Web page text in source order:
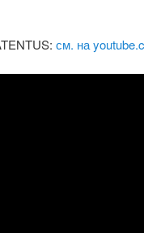
см. на